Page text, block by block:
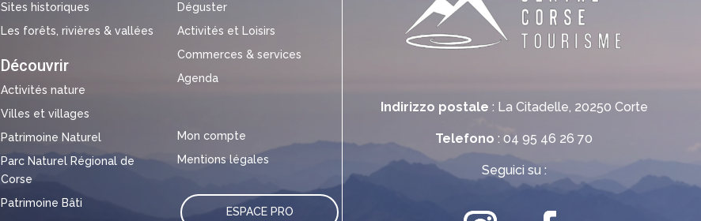
Indirizzo postale : La Citadelle, 20250 Corte
Telefono : 04 95 46 26 70
Seguici su :
Sites historiques
Les forêts, rivières & vallées
Découvrir
Activités nature
Villes et villages
Patrimoine Naturel
Parc Naturel Régional de
Corse
Patrimoine Bâti
Déguster
Activités et Loisirs
Commerces & services
Agenda
Mon compte
Mentions légales
ESPACE PRO